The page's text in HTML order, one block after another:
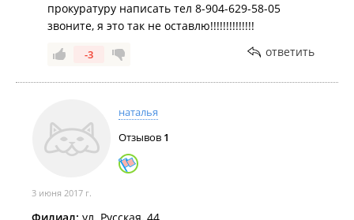
прокуратуру написать тел 8-904-629-58-05
звоните, я это так не оставлю!!!!!!!!!!!!!!
-3 ответить
наталья
Отзывов 1
3 июня 2017 г.